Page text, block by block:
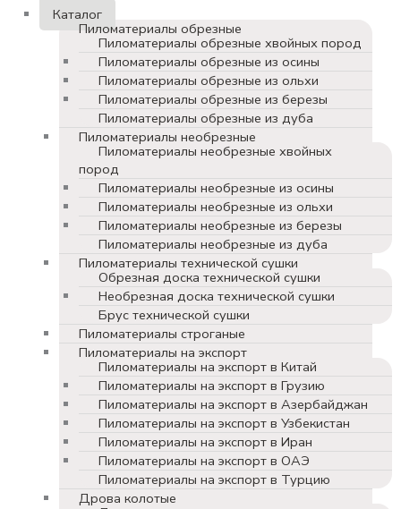
Каталог
Пиломатериалы обрезные
Пиломатериалы обрезные хвойных пород
Пиломатериалы обрезные из осины
Пиломатериалы обрезные из ольхи
Пиломатериалы обрезные из березы
Пиломатериалы обрезные из дуба
Пиломатериалы необрезные
Пиломатериалы необрезные хвойных
пород
Пиломатериалы необрезные из осины
Пиломатериалы необрезные из ольхи
Пиломатериалы необрезные из березы
Пиломатериалы необрезные из дуба
Пиломатериалы технической сушки
Обрезная доска технической сушки
Необрезная доска технической сушки
Брус технической сушки
Пиломатериалы строганые
Пиломатериалы на экспорт
Пиломатериалы на экспорт в Китай
Пиломатериалы на экспорт в Грузию
Пиломатериалы на экспорт в Азербайджан
Пиломатериалы на экспорт в Узбекистан
Пиломатериалы на экспорт в Иран
Пиломатериалы на экспорт в ОАЭ
Пиломатериалы на экспорт в Турцию
Дрова колотые